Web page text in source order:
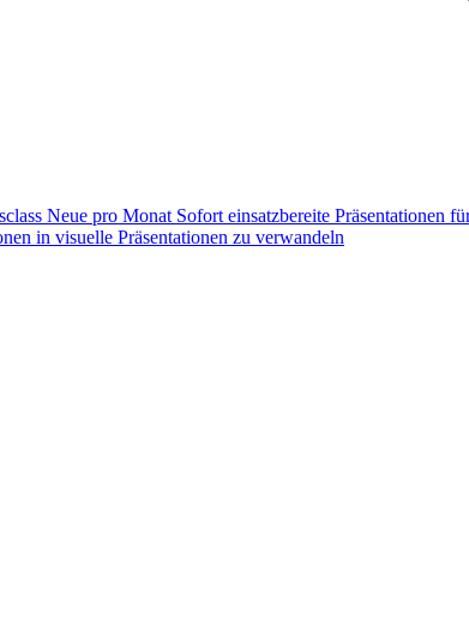
Neue pro Monat Sofort einsatzbereite Präsentationen
in visuelle Präsentationen zu verwandeln